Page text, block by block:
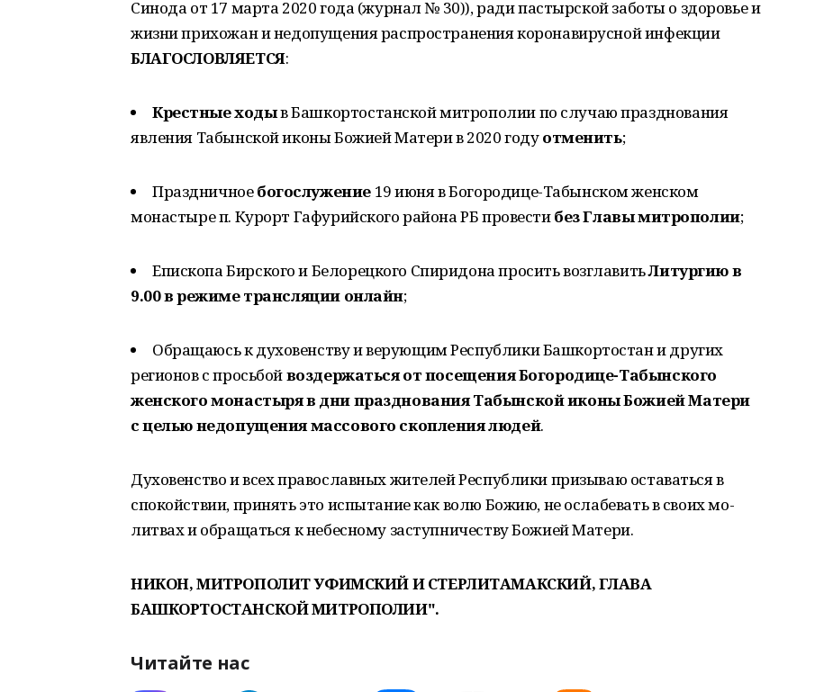
Сино­да от 17 марта 2020 года (журнал № 30)), ради пастырской заботы о здоровье и
жизни прихожан и недопущения распространения коронавирусной инфекции
БЛАГОСЛОВ­ЛЯЕТСЯ:
Крестные ходыв Башкортостанской митрополии по случаю празднования
явления Табынской иконы Божией Матери в 2020 годуотменить;
Праздничноебогослужение19 июня в Богородице-Табынском женском
монастыре п. Курорт Гафурийского района РБ провестибез Главы митрополии;
Епископа Бирского и Белорецкого Спиридона просить возглавитьЛитур­гию в
9.00 в режиме трансляции онлайн;
Обращаюсь к духовенству и верующим Республики Башкортостан и дру­гих
регионов с просьбойвоздержаться от посещения Богородице-Табынского
женско­го монастыря в дни празднования Табынской иконы Божией Матери
с целью недопу­щения массового скопления людей.
Духовенство и всех православных жителей Республики призываю оставать­ся в
спокойствии, принять это испытание как волю Божию, не ослабевать в своих мо­
литвах и обращаться к небесному заступничеству Божией Матери.
НИКОН, МИТРОПОЛИТ УФИМСКИЙ И СТЕРЛИТАМАКСКИЙ, ГЛАВА
БАШКОРТОСТАНСКОЙ МИТРОПОЛИИ".
Читайте нас